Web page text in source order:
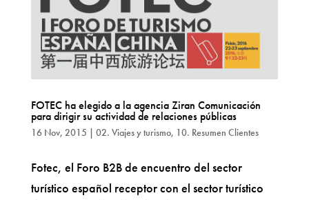
FOTEC ha elegido a la agencia Ziran Comunicación
para dirigir su actividad de relaciones públicas
16 Nov, 2015 | 02. Viajes y turismo, 10. Resumen Clientes
Fotec, el Foro B2B de encuentro del sector
turístico español receptor con el sector turístico